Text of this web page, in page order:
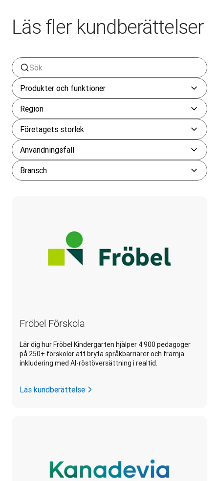
Läs fler kundberättelser
Produkter och funktioner
Region
Företagets storlek
Användningsfall
Bransch
Fröbel Förskola
Lär dig hur Fröbel Kindergarten hjälper 4 900 pedagoger
på 250+ förskolor att bryta språkbarriärer och främja
inkludering med AI-röstöversättning i realtid.
Läs kundberättelse